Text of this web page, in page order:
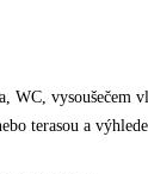
WC, vysoušečem
terasou a